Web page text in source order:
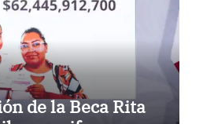
de la Beca Rita